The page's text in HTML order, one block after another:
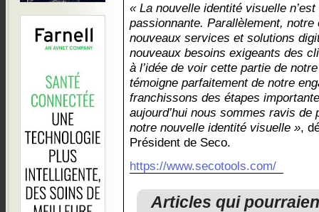
« La nouvelle identité visuelle
passionnante. Parallèlement,
nouveaux services et solutions
nouveaux besoins exigeants des
à l’idée de voir cette partie de
témoigne parfaitement de notre
franchissons des étapes
aujourd’hui nous sommes ravis de
notre nouvelle identité visuelle »,
Président de Seco.
https://www.secotools.com/
Articles qui